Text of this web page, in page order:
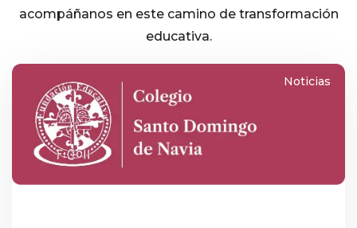
acompáñanos en este camino de transformación
educativa.
Noticias